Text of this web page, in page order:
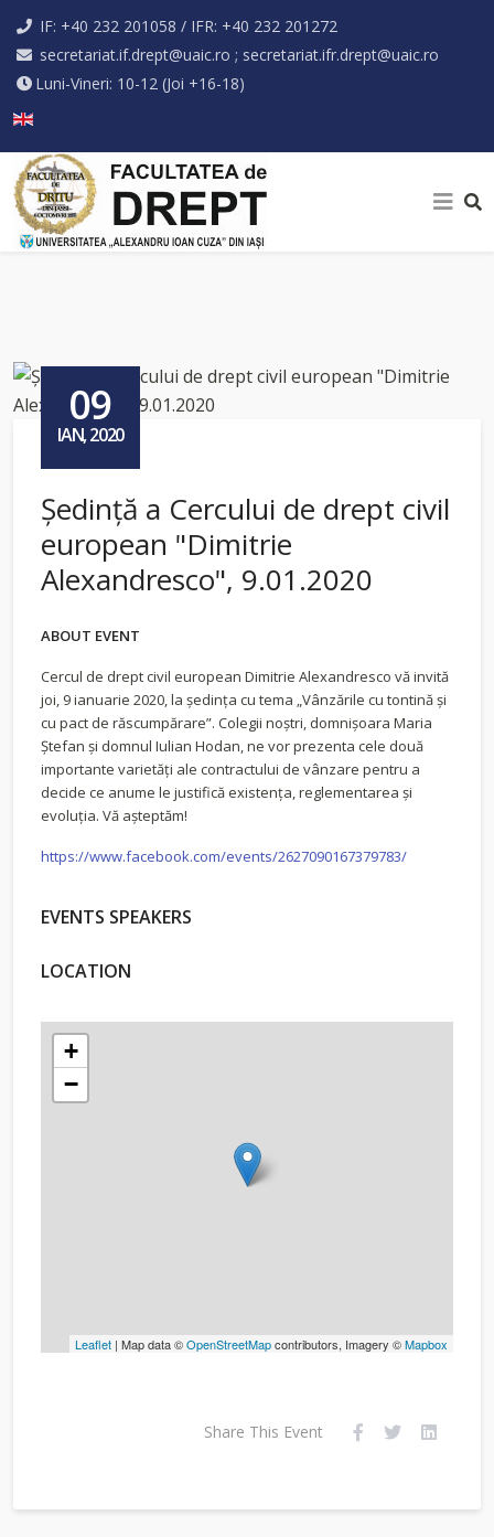
IF: +40 232 201058 / IFR: +40 232 201272
secretariat.if.drept@uaic.ro ; secretariat.ifr.drept@uaic.ro
Luni-Vineri: 10-12 (Joi +16-18)
09
IAN, 2020
Ședinţă a Cercului de drept civil
european "Dimitrie
Alexandresco", 9.01.2020
ABOUT EVENT
Cercul de drept civil european Dimitrie Alexandresco vă invită
joi, 9 ianuarie 2020, la ședința cu tema „Vânzările cu tontină și
cu pact de răscumpărare”. Colegii noștri, domnișoara Maria
Ștefan și domnul Iulian Hodan, ne vor prezenta cele două
importante varietăți ale contractului de vânzare pentru a
decide ce anume le justifică existența, reglementarea și
evoluția. Vă așteptăm!
https://www.facebook.com/events/2627090167379783/
EVENTS SPEAKERS
LOCATION
+
−
Leaflet | Map data ©OpenStreetMapcontributors, Imagery ©Mapbox
Share This Event